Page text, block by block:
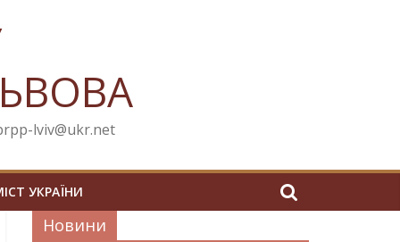
lviv@ukr.net
УКРАЇНИ
Новини